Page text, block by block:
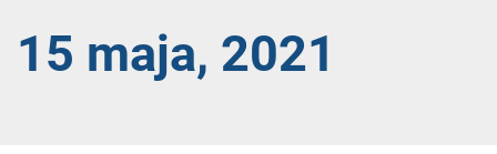
15 maja, 2021